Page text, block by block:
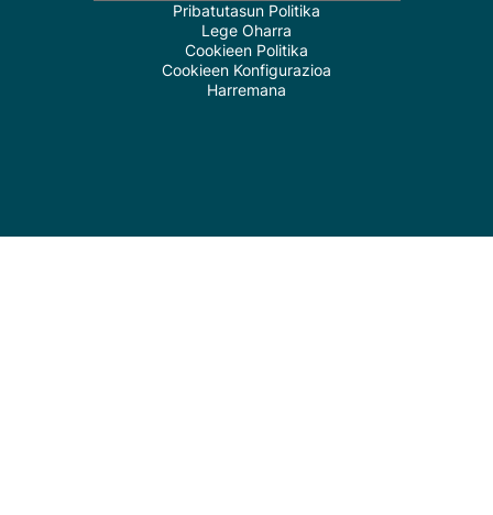
Pribatutasun Politika
Lege Oharra
Cookieen Politika
Cookieen Konfigurazioa
Harremana